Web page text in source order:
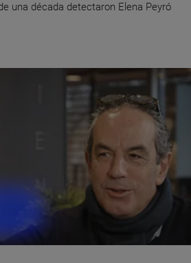
una década detectaron Elena Peyró